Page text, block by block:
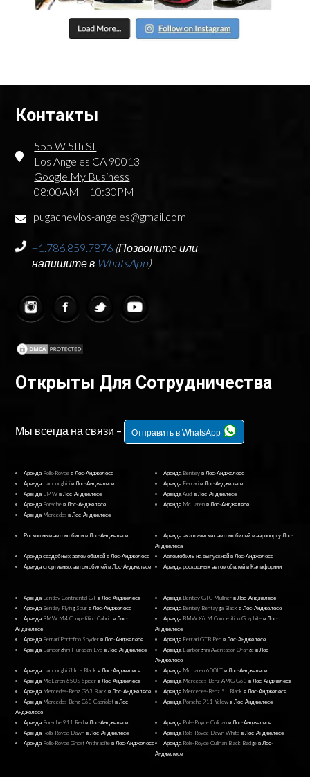
Контакты
555 W 5th St
Los Angeles CA 90013
Google My Business
08:00AM – 10:30PM
pugachevlos-angeles@gmail.com
+1.786.859.7876 (Позвоните или
напишите в WhatsApp)
Открыты Для Сотрудничества
Мы всегда на связи – Отправить в WhatsApp
Аренда Rolls-Royce в Лос-Анджелесе
Аренда Bentley в Лос-Анджелесе
Аренда Lamborghini в Лос-Анджелесе
Аренда Ferrari в Лос-Анджелесе
Аренда BMW в Лос-Анджелесе
Аренда Audi в Лос-Анджелесе
Аренда Porsche в Лос-Анджелесе
Аренда McLaren в Лос-Анджелесе
Аренда Mercedes в Лос-Анджелесе
Роскошные автомобили в Лос-Анджелесе
Аренда экзотических автомобилей в аэропорту Лос-
Анджелеса
Аренда свадебных автомобилей в Лос-Анджелесе
Автомобиль на выпускной в Лос-Анджелесе
Аренда спортивных автомобилей в Лос-Анджелесе
Аренда роскошных автомобилей в Калифорнии
Аренда Bentley Continental GT в Лос-Анджелесе
Аренда Bentley GTC Mulliner в Лос-Анджелесе
Аренда Bentley Flying Spur в Лос-Анджелесе
Аренда Bentley Bentayga Black в Лос-Анджелесе
Аренда BMW M4 Competition Cabrio в Лос-
Анджелесе
Аренда BMW X6 M Competition Graphite в Лос-
Анджелесе
Аренда Ferrari Portofino Spyder в Лос-Анджелесе
Аренда Ferrari GTB Red в Лос-Анджелесе
Аренда Lamborghini Huracan Evo в Лос-Анджелесе
Аренда Lamborghini Aventador Orange в Лос-
Анджелесе
Аренда Lamborghini Urus Black в Лос-Анджелесе
Аренда McLaren 600LT в Лос-Анджелесе
Аренда McLaren 650S Spider в Лос-Анджелесе
Аренда Mercedes-Benz AMG G63 в Лос-Анджелесе
Аренда Mercedes-Benz G63 Black в Лос-Анджелесе
Аренда Mercedes-Benz SL Black в Лос-Анджелесе
Аренда Mercedes-Benz C63 Cabriolet в Лос-
Анджелесе
Аренда Porsche 911 Yellow в Лос-Анджелесе
Аренда Porsche 911 Red в Лос-Анджелесе
Аренда Rolls-Royce Cullinan в Лос-Анджелесе
Аренда Rolls-Royce Dawn в Лос-Анджелесе
Аренда Rolls-Royce Dawn White в Лос-Анджелесе
Аренда Rolls-Royce Ghost Anthracite в Лос-Анджелесе
Аренда Rolls-Royce Cullinan Black Badge в Лос-
Анджелесе